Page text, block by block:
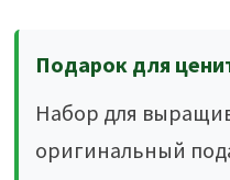
Подарок для
Набор для
оригинальный